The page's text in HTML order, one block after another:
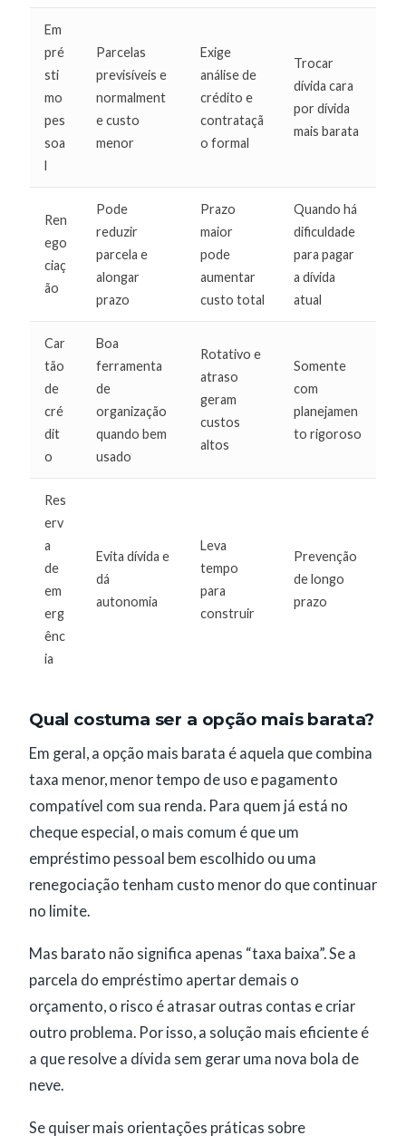
Em
pré
sti
mo
pes
soa
l
Parcelas
previsíveis e
normalment
e custo
menor
Exige
análise de
crédito e
contrataçã
o formal
Trocar
dívida cara
por dívida
mais barata
Ren
ego
ciaç
ão
Pode
reduzir
parcela e
alongar
prazo
Prazo
maior
pode
aumentar
custo total
Quando há
dificuldade
para pagar
a dívida
atual
Car
tão
de
cré
dit
o
Boa
ferramenta
de
organização
quando bem
usado
Rotativo e
atraso
geram
custos
altos
Somente
com
planejamen
to rigoroso
Res
erv
a
de
em
erg
ênc
ia
Evita dívida e
dá
autonomia
Leva
tempo
para
construir
Prevenção
de longo
prazo
Qual costuma ser a opção mais barata?
Em geral, a opção mais barata é aquela que combina
taxa menor, menor tempo de uso e pagamento
compatível com sua renda. Para quem já está no
cheque especial, o mais comum é que um
empréstimo pessoal bem escolhido ou uma
renegociação tenham custo menor do que continuar
no limite.
Mas barato não significa apenas “taxa baixa”. Se a
parcela do empréstimo apertar demais o
orçamento, o risco é atrasar outras contas e criar
outro problema. Por isso, a solução mais eficiente é
a que resolve a dívida sem gerar uma nova bola de
neve.
Se quiser mais orientações práticas sobre